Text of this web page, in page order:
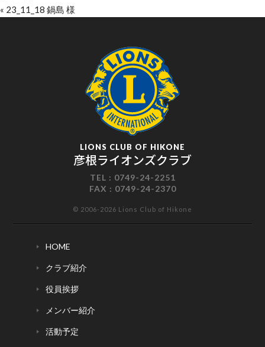
« 23_11_18 鍋島 様
LIONS CLUB OF HIKONE
彦根ライオンズクラブ
TEL : 0749-24-2251
FAX : 0749-24-2370
© 2006-2026 Lions Club of Hikone
HOME
クラブ紹介
役員挨拶
メンバー紹介
活動予定